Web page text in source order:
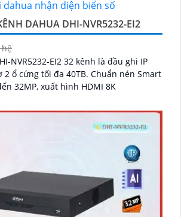
DAHUA DHI-NVR5232-EI2
hệ
NVR5232-EI2 32 kênh là đầu ghi IP
ổ cứng tối đa 40TB. Chuẩn nén Smart
32MP, xuất hình HDMI 8K